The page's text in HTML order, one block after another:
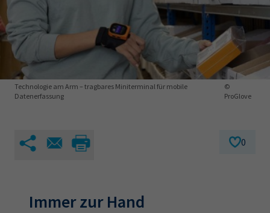
Leichte Sprache
IHK regional
Karriere
EN
Prüfungstermine
Wirtschaftsfachwirt
34f
Negativerklärung
Sachkundeprüfung
Berichtsheft
AEVO
Betriebswirt Prüfbericht
Technologie am Arm – tragbares Miniterminal für mobile
Datenerfassung
©
ProGlove
0
Immer zur Hand